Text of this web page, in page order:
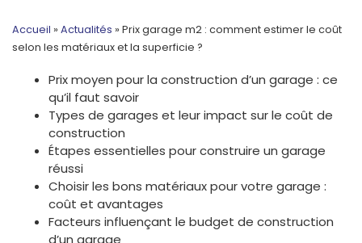
Accueil » Actualités » Prix garage m2 : comment estimer le coût
selon les matériaux et la superficie ?
Prix moyen pour la construction d’un garage : ce
qu’il faut savoir
Types de garages et leur impact sur le coût de
construction
Étapes essentielles pour construire un garage
réussi
Choisir les bons matériaux pour votre garage :
coût et avantages
Facteurs influençant le budget de construction